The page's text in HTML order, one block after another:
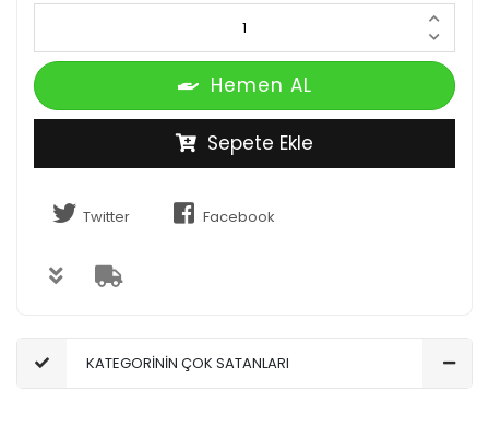
Hemen AL
Sepete Ekle
Twitter Facebook
KATEGORİNİN ÇOK SATANLARI